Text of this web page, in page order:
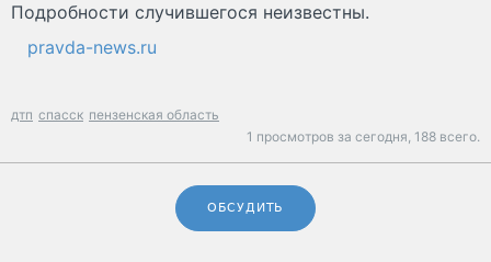
Подробности случившегося неизвестны.
pravda-news.ru
дтп спасск пензенская область
1 просмотров за сегодня, 188 всего.
ОБСУДИТЬ